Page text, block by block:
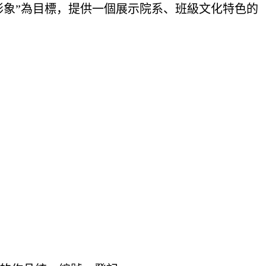
”為目標，提供一個展示院系、班級文化特色的